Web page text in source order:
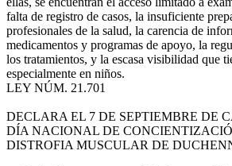
falta de registro de casos, la insuficiente
profesionales de la salud, la carencia de
medicamentos y programas de apoyo, la
los tratamientos, y la escasa visibilidad que
especialmente en niños.
LEY NÚM. 21.701
DECLARA EL 7 DE SEPTIEMBRE DE
DÍA NACIONAL DE
DISTROFIA MUSCULAR DE